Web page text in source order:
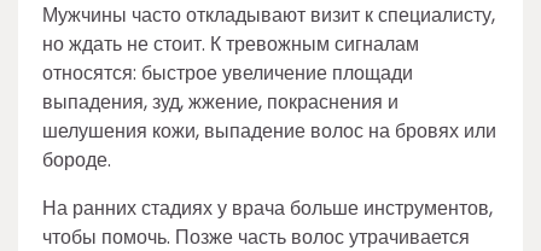
Мужчины часто откладывают визит к специалисту,
но ждать не стоит. К тревожным сигналам
относятся: быстрое увеличение площади
выпадения, зуд, жжение, покраснения и
шелушения кожи, выпадение волос на бровях или
бороде.
На ранних стадиях у врача больше инструментов,
чтобы помочь. Позже часть волос утрачивается